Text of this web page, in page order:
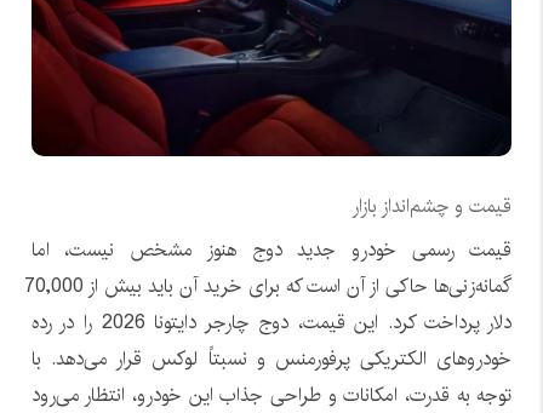
قیمت و چشم‌انداز بازار
قیمت رسمی خودرو جدید دوج هنوز مشخص نیست، اما
گمانه‌زنی‌ها حاکی از آن است که برای خرید آن باید بیش از 70,000
دلار پرداخت کرد. این قیمت، دوج چارجر دایتونا 2026 را در رده
خودروهای الکتریکی پرفورمنس و نسبتاً لوکس قرار می‌دهد. با
توجه به قدرت، امکانات و طراحی جذاب این خودرو، انتظار می‌رود